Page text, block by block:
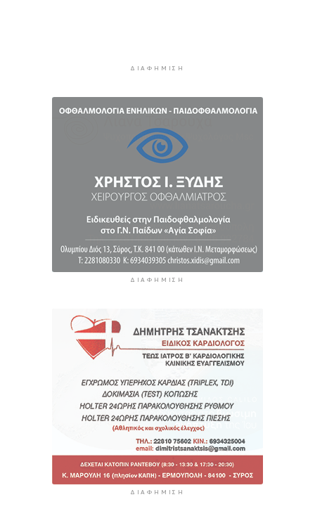
Κυριακής, 9 Αυγούστου
«Στάχτη» 272.860 στρέμματα αυτό το
7 ώρες 8 λεπτά πρίν
ΔΙΑΦΉΜΙΣΗ
ΔΙΑΦΉΜΙΣΗ
ΔΙΑΦΉΜΙΣΗ